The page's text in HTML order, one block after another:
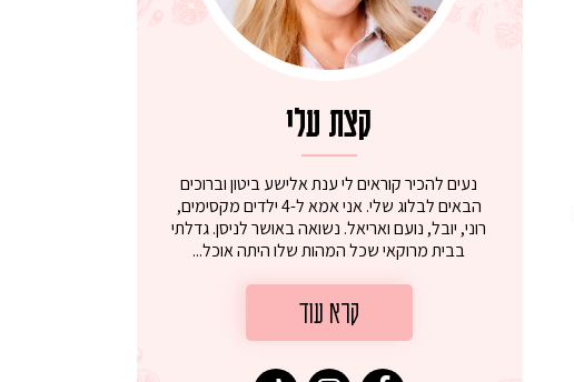
קצת עלי
נעים להכיר קוראים לי ענת אלישע ביטון וברוכים
הבאים לבלוג שלי. אני אמא ל-4 ילדים מקסימים,
רוני, יובל, נועם ואריאל. נשואה באושר לניסן. גדלתי
בבית מרוקאי שכל המהות שלו היתה אוכל...
קרא עוד